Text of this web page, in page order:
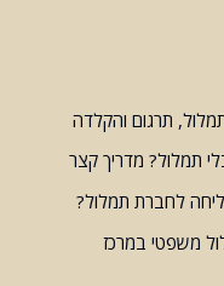
תרגום והקלדה
תמלול? מדריך קצר
לחברת תמלול?
משפטי במרכז